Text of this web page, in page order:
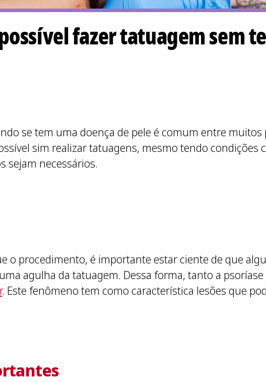
fazer tatuagem sem
se tem uma doença de pele é comum entre muitos
sim realizar tatuagens, mesmo tendo condições
sejam necessários.
o procedimento, é importante estar ciente de que
agulha da tatuagem. Dessa forma, tanto a
. Este fenômeno tem como característica lesões que